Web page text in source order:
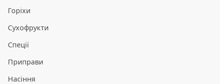
Горіхи
Сухофрукти
Спеції
Приправи
Насіння